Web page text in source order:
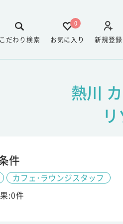
新規登録
0
お気に入り
こだわり検索
熱川
件
カフェ･ラウンジスタッフ
:0件